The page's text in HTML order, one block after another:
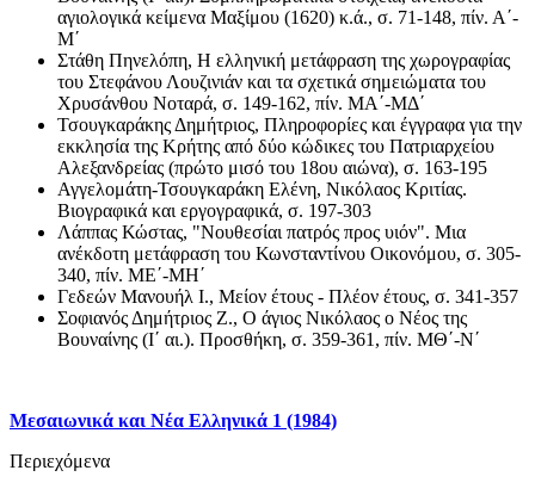
αγιολογικά κείμενα Μαξίμου (1620) κ.ά., σ. 71-148, πίν. Α΄-
Μ΄
Στάθη Πηνελόπη, Η ελληνική μετάφραση της χωρογραφίας
του Στεφάνου Λουζινιάν και τα σχετικά σημειώματα του
Χρυσάνθου Νοταρά, σ. 149-162, πίν. ΜΑ΄-ΜΔ΄
Τσουγκαράκης Δημήτριος, Πληροφορίες και έγγραφα για την
εκκλησία της Κρήτης από δύο κώδικες του Πατριαρχείου
Αλεξανδρείας (πρώτο μισό του 18ου αιώνα), σ. 163-195
Αγγελομάτη-Τσουγκαράκη Ελένη, Νικόλαος Κριτίας.
Βιογραφικά και εργογραφικά, σ. 197-303
Λάππας Κώστας, "Νουθεσίαι πατρός προς υιόν". Μια
ανέκδοτη μετάφραση του Κωνσταντίνου Οικονόμου, σ. 305-
340, πίν. ΜΕ΄-ΜΗ΄
Γεδεών Μανουήλ Ι., Μείον έτους - Πλέον έτους, σ. 341-357
Σοφιανός Δημήτριος Ζ., Ο άγιος Νικόλαος ο Νέος της
Βουναίνης (Ι΄ αι.). Προσθήκη, σ. 359-361, πίν. ΜΘ΄-Ν΄
Μεσαιωνικά και Νέα Ελληνικά 1 (1984)
Περιεχόμενα